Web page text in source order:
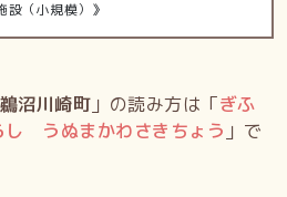
設（小規模）》
沼川崎町 」の読み方は「ぎふ
うぬまかわさきちょう 」で